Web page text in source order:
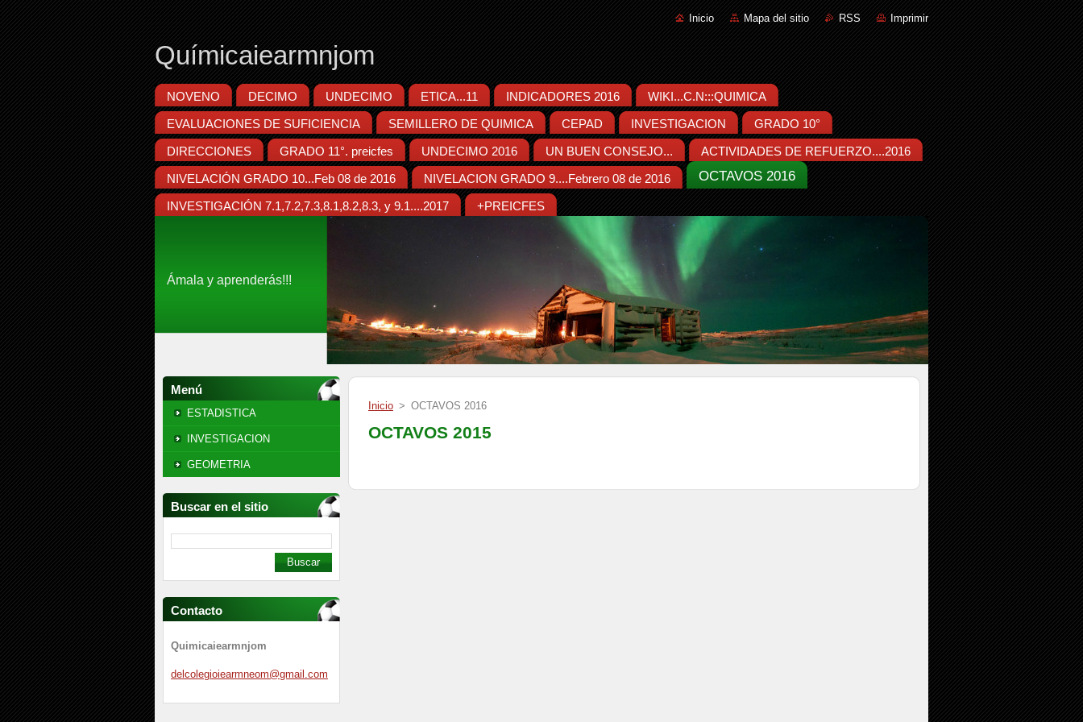
Inicio Mapa del sitio RSS Imprimir
Químicaiearmnjom
NOVENO DECIMO UNDECIMO ETICA...11 INDICADORES 2016 WIKI...C.N:::QUIMICA
EVALUACIONES DE SUFICIENCIA SEMILLERO DE QUIMICA CEPAD INVESTIGACION GRADO 10°
DIRECCIONES GRADO 11°. preicfes UNDECIMO 2016 UN BUEN CONSEJO... ACTIVIDADES DE REFUERZO....2016
NIVELACIÓN GRADO 10...Feb 08 de 2016 NIVELACION GRADO 9....Febrero 08 de 2016 OCTAVOS 2016
INVESTIGACIÓN 7.1,7.2,7.3,8.1,8.2,8.3, y 9.1....2017 +PREICFES
Ámala y aprenderás!!!
Menú
ESTADISTICA
INVESTIGACION
GEOMETRIA
Buscar en el sitio
Contacto
Quimicaiearmnjom
delcolegioiearmneom@gmai l.com
Inicio > OCTAVOS 2016
OCTAVOS 2015